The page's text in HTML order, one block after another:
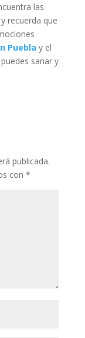
las
recuerda que
Puebla y el
sanar y
publicada.
con *